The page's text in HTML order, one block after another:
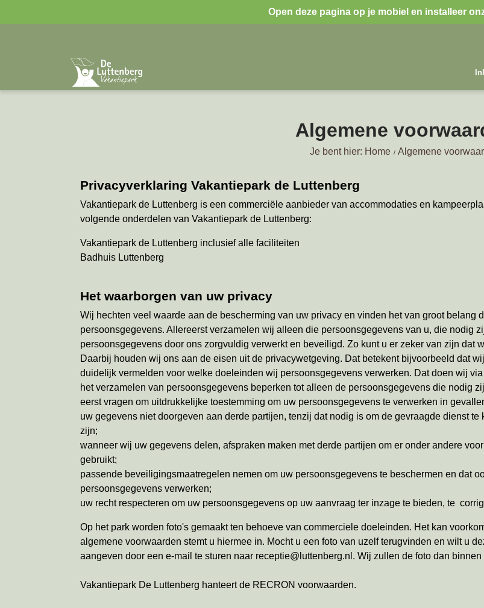
Open deze pagina op je mobiel en installeer
Algemene
Je bent hier: Home Algemene
Privacyverklaring Vakantiepark de Luttenberg
Vakantiepark de Luttenberg is een commerciële aanbieder van accommodaties en
volgende onderdelen van Vakantiepark de Luttenberg:
Vakantiepark de Luttenberg inclusief alle faciliteiten
Badhuis Luttenberg
Het waarborgen van uw privacy
Wij hechten veel waarde aan de bescherming van uw privacy en vinden het van groot belang
persoonsgegevens. Allereerst verzamelen wij alleen die persoonsgegevens van u, die nodig
persoonsgegevens door ons zorgvuldig verwerkt en beveiligd. Zo kunt u er zeker van zijn dat
Daarbij houden wij ons aan de eisen uit de privacywetgeving. Dat betekent bijvoorbeeld dat
duidelijk vermelden voor welke doeleinden wij persoonsgegevens verwerken. Dat doen wij
het verzamelen van persoonsgegevens beperken tot alleen de persoonsgegevens die nodig
eerst vragen om uitdrukkelijke toestemming om uw persoonsgegevens te verwerken in
uw gegevens niet doorgeven aan derde partijen, tenzij dat nodig is om de gevraagde dienst
zijn;
wanneer wij uw gegevens delen, afspraken maken met derde partijen om er onder andere
gebruikt;
passende beveiligingsmaatregelen nemen om uw persoonsgegevens te beschermen en dat
persoonsgegevens verwerken;
uw recht respecteren om uw persoonsgegevens op uw aanvraag ter inzage te bieden, te
Op het park worden foto's gemaakt ten behoeve van commerciele doeleinden. Het kan
algemene voorwaarden stemt u hiermee in. Mocht u een foto van uzelf terugvinden en wilt u
aangeven door een e-mail te sturen naar receptie@luttenberg.nl. Wij zullen de foto dan
Vakantiepark De Luttenberg hanteert de RECRON voorwaarden.